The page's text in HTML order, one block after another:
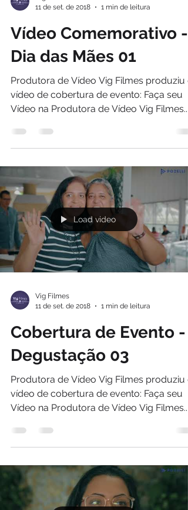
11 de set. de 2018
1 min de leitura
Vídeo Comemorativo -
Dia das Mães 01
Produtora de Vídeo Vig Filmes produziu o
vídeo de cobertura de evento: Faça seu
Vídeo na Produtora de Vídeo Vig Filmes....
Load video
Vig Filmes
11 de set. de 2018
1 min de leitura
Cobertura de Evento -
Degustação 03
Produtora de Vídeo Vig Filmes produziu o
vídeo de cobertura de evento: Faça seu
Vídeo na Produtora de Vídeo Vig Filmes....